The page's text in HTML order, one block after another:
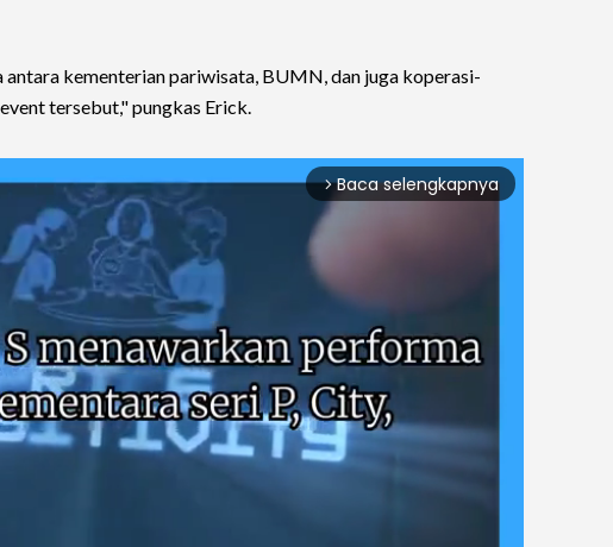
antara kementerian pariwisata, BUMN, dan juga koperasi-
tersebut," pungkas Erick.
arrow_forward_ios Baca selengkapnya